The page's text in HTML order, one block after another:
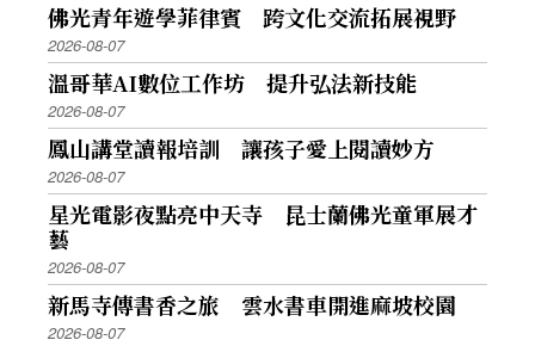
佛光青年遊學菲律賓 跨文化交流拓展視野
2026-08-07
溫哥華AI數位工作坊 提升弘法新技能
2026-08-07
鳳山講堂讀報培訓 讓孩子愛上閱讀妙方
2026-08-07
星光電影夜點亮中天寺 昆士蘭佛光童軍展才
藝
2026-08-07
新馬寺傳書香之旅 雲水書車開進麻坡校園
2026-08-07